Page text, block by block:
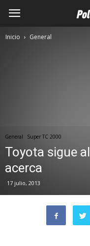
Inicio General
General Super TC 2000
Toyota sigue
acerca
17 julio, 2013